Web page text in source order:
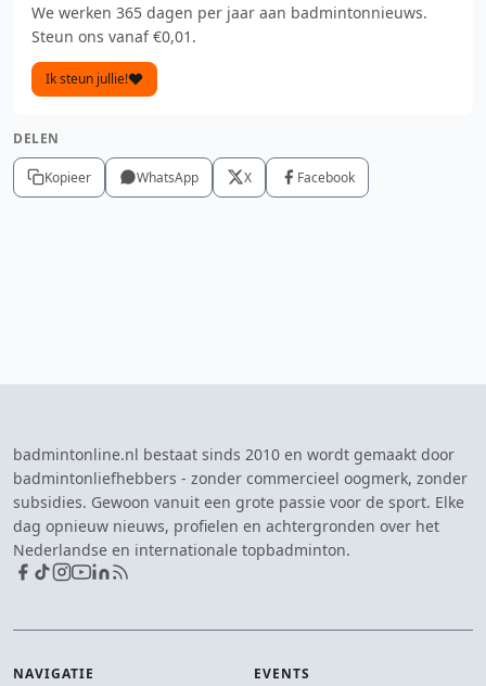
We werken 365 dagen per jaar aan badmintonnieuws.
Steun ons vanaf €0,01.
Ik steun jullie!
DELEN
Kopieer WhatsApp X Facebook
badmintonline.nl bestaat sinds 2010 en wordt gemaakt door
badmintonliefhebbers - zonder commercieel oogmerk, zonder
subsidies. Gewoon vanuit een grote passie voor de sport. Elke
dag opnieuw nieuws, profielen en achtergronden over het
Nederlandse en internationale topbadminton.
NAVIGATIE EVENTS